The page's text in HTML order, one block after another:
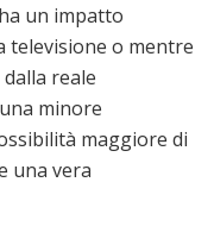
un impatto
televisione o mentre
reale
minore
maggiore di
una vera